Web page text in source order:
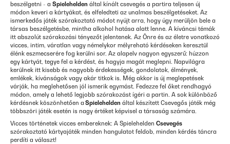
beszélgetni - a Spielehelden által kínált csevegés a partira teljesen új
módon keveri a kártyákat, és elfeledteti az unalmas beszélgetéseket. Az
ismerkedős játék szórakoztató módot nyújt arra, hogy úgy merüljön bele a
társas beszélgetésbe, mintha alkohol hatása alatt lenne. A kíváncsi témák
itt abszolút szórakozási tényezőt jelentenek. Az Önre és az életre vonatkozó
vicces, intim, váratlan vagy némelykor mélyreható kérdéseken keresztül
élénk eszmecserére fog kerülni sor. Az alapelv nagyon egyszerű: húzzon
egy kártyát, tegye fel a kérdést, és hagyja magát meglepni. Napvilágra
kerülnek itt kisebb és nagyobb érdekességek, gondolatok, élmények,
emlékek, kívánságok vagy akár titkok is. Még akkor is új meglepetések
várják, ha meglehetősen jól ismerik egymást. Fedezze fel őket rendhagyó
módon, amely a lehető legjobb szórakozást ígéri a partin. A sok különböző
kérdésnek köszönhetően a Spielehelden által készített Csevegős játék még
többszöri játék esetén is nagy értéket képvisel a társaság számára.
Vicces történetek vicces embereknek: A Spielehelden Csevegés
szórakoztató kártyajáték minden hangulatot feldob, minden kérdés táncra
perdíti a választ!